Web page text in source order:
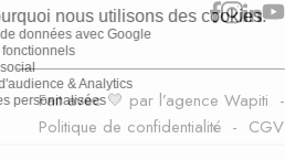
Fait avec 💛 par l’agence Wapiti -
Politique de confidentialité - CGV